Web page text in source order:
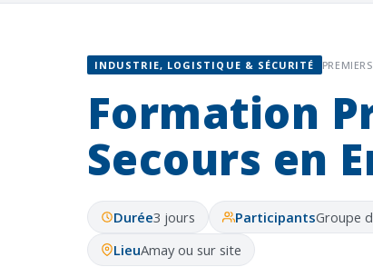
INDUSTRIE, LOGISTIQUE & SÉCURITÉ
Formation
Secours en
Durée3 jours ParticipantsGroupe
LieuAmay ou sur site